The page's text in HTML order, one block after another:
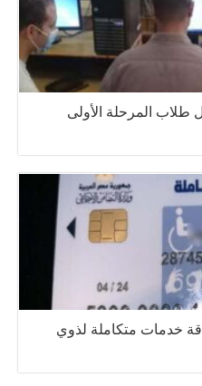
طلاب المرحلة الأولى
تسلم 861 بطاقة خدمات متكاملة لذوي